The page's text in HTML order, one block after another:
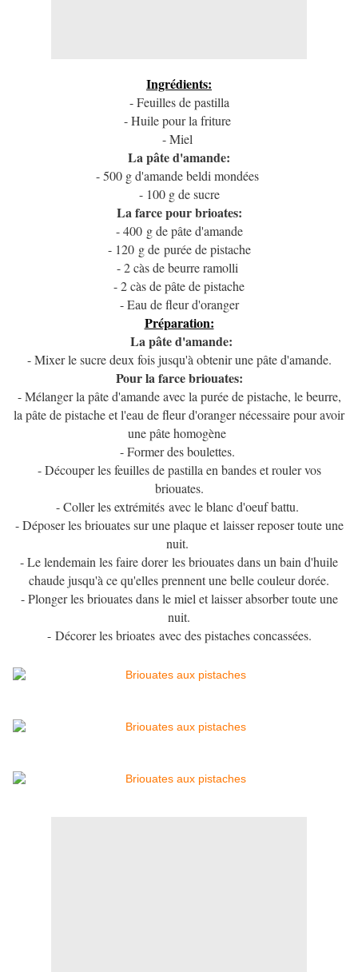
Ingrédients:
- Feuilles de pastilla
- Huile pour la friture
- Miel
La pâte d'amande:
- 500 g d'amande beldi mondées
- 100 g de sucre
La farce pour brioates:
- 400 g de pâte d'amande
- 120 g de purée de pistache
- 2 càs de beurre ramolli
- 2 càs de pâte de pistache
- Eau de fleur d'oranger
Préparation:
La pâte d'amande:
- Mixer le sucre deux fois jusqu'à obtenir une pâte d'amande.
Pour la farce briouates:
- Mélanger la pâte d'amande avec la purée de pistache, le beurre,
la pâte de pistache et l'eau de fleur d'oranger nécessaire pour avoir
une pâte homogène
- Former des boulettes.
- Découper les feuilles de pastilla en bandes et rouler vos
briouates.
- Coller les extrémités avec le blanc d'oeuf battu.
- Déposer les briouates sur une plaque et laisser reposer toute une
nuit.
- Le lendemain les faire dorer les briouates dans un bain d'huile
chaude jusqu'à ce qu'elles prennent une belle couleur dorée.
- Plonger les briouates dans le miel et laisser absorber toute une
nuit.
- Décorer les brioates avec des pistaches concassées.